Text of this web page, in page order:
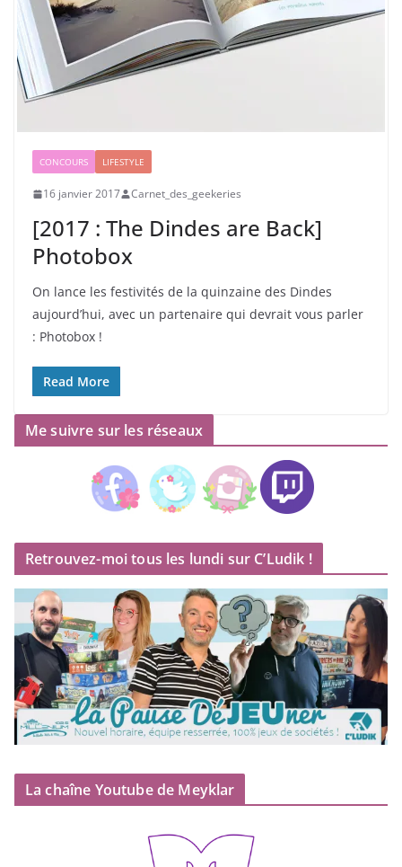
CONCOURS LIFESTYLE
16 janvier 2017 Carnet_des_geekeries
[2017 : The Dindes are Back]
Photobox
On lance les festivités de la quinzaine des Dindes
aujourd’hui, avec un partenaire qui devrait vous parler
: Photobox !
Read More
Me suivre sur les réseaux
Retrouvez-moi tous les lundi sur C’Ludik !
La chaîne Youtube de Meyklar